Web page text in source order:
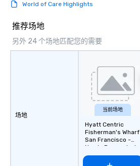
World of Care Highlights
推荐场地
另外 24 个场地匹配您的需要
场地
当前场地
Hyatt Centric
Fisherman's Wharf
San Francisco -
Newly Renovated